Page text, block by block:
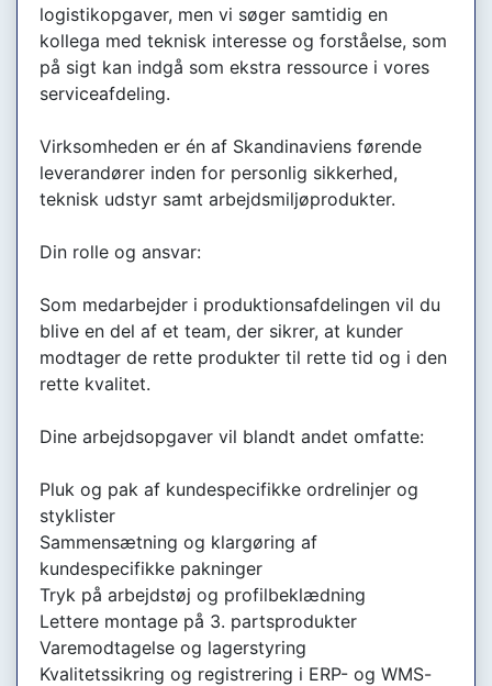
logistikopgaver, men vi søger samtidig en
kollega med teknisk interesse og forståelse, som
på sigt kan indgå som ekstra ressource i vores
serviceafdeling.
Virksomheden er én af Skandinaviens førende
leverandører inden for personlig sikkerhed,
teknisk udstyr samt arbejdsmiljøprodukter.
Din rolle og ansvar:
Som medarbejder i produktionsafdelingen vil du
blive en del af et team, der sikrer, at kunder
modtager de rette produkter til rette tid og i den
rette kvalitet.
Dine arbejdsopgaver vil blandt andet omfatte:
Pluk og pak af kundespecifikke ordrelinjer og
styklister
Sammensætning og klargøring af
kundespecifikke pakninger
Tryk på arbejdstøj og profilbeklædning
Lettere montage på 3. partsprodukter
Varemodtagelse og lagerstyring
Kvalitetssikring og registrering i ERP- og WMS-